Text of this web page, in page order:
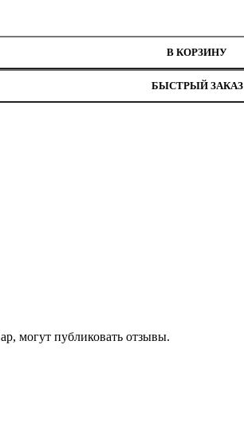
5371
В КОРЗИНУ
БЫСТРЫЙ ЗАКАЗ
могут публиковать отзывы.